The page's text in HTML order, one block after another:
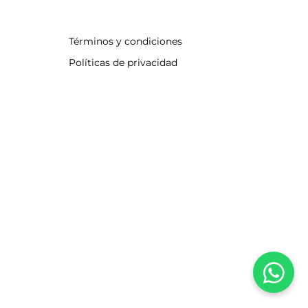
Términos y condiciones
Políticas de privacidad